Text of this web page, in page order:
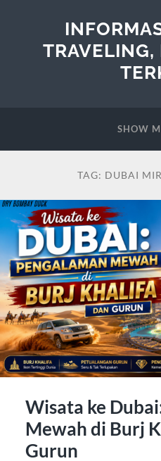
TRAVELING,
SHOW
TAG: DUBAI
Wisata ke
Mewah di Burj
Gurun